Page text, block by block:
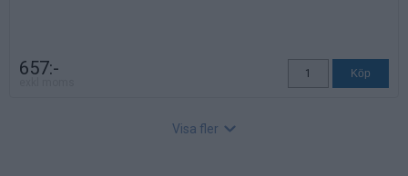
657:-
Visa fler